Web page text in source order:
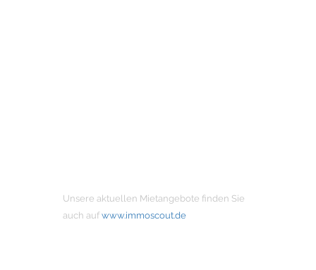
Unsere aktuellen Mietangebote finden Sie
auch auf www.immoscout.de